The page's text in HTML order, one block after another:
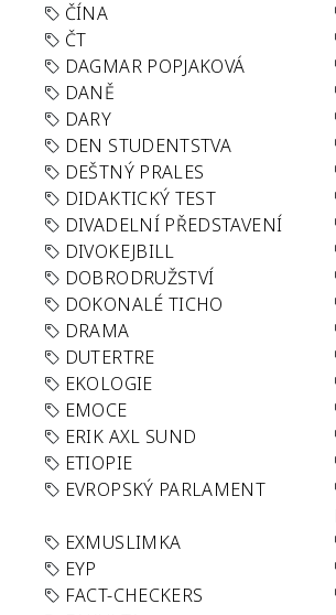
ČÍNA
ČT
DAGMAR POPJAKOVÁ
DANĚ
DARY
DEN STUDENTSTVA
DEŠTNÝ PRALES
DIDAKTICKÝ TEST
DIVADELNÍ PŘEDSTAVENÍ
DIVOKEJBILL
DOBRODRUŽSTVÍ
DOKONALÉ TICHO
DRAMA
DUTERTRE
EKOLOGIE
EMOCE
ERIK AXL SUND
ETIOPIE
EVROPSKÝ PARLAMENT
EXMUSLIMKA
EYP
FACT-CHECKERS